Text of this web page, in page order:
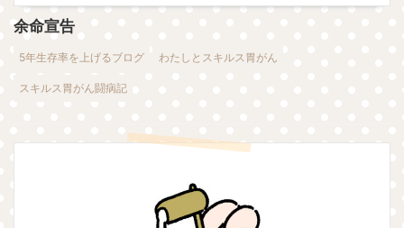
余命宣告
5年生存率を上げるブログ わたしとスキルス胃がん
スキルス胃がん闘病記